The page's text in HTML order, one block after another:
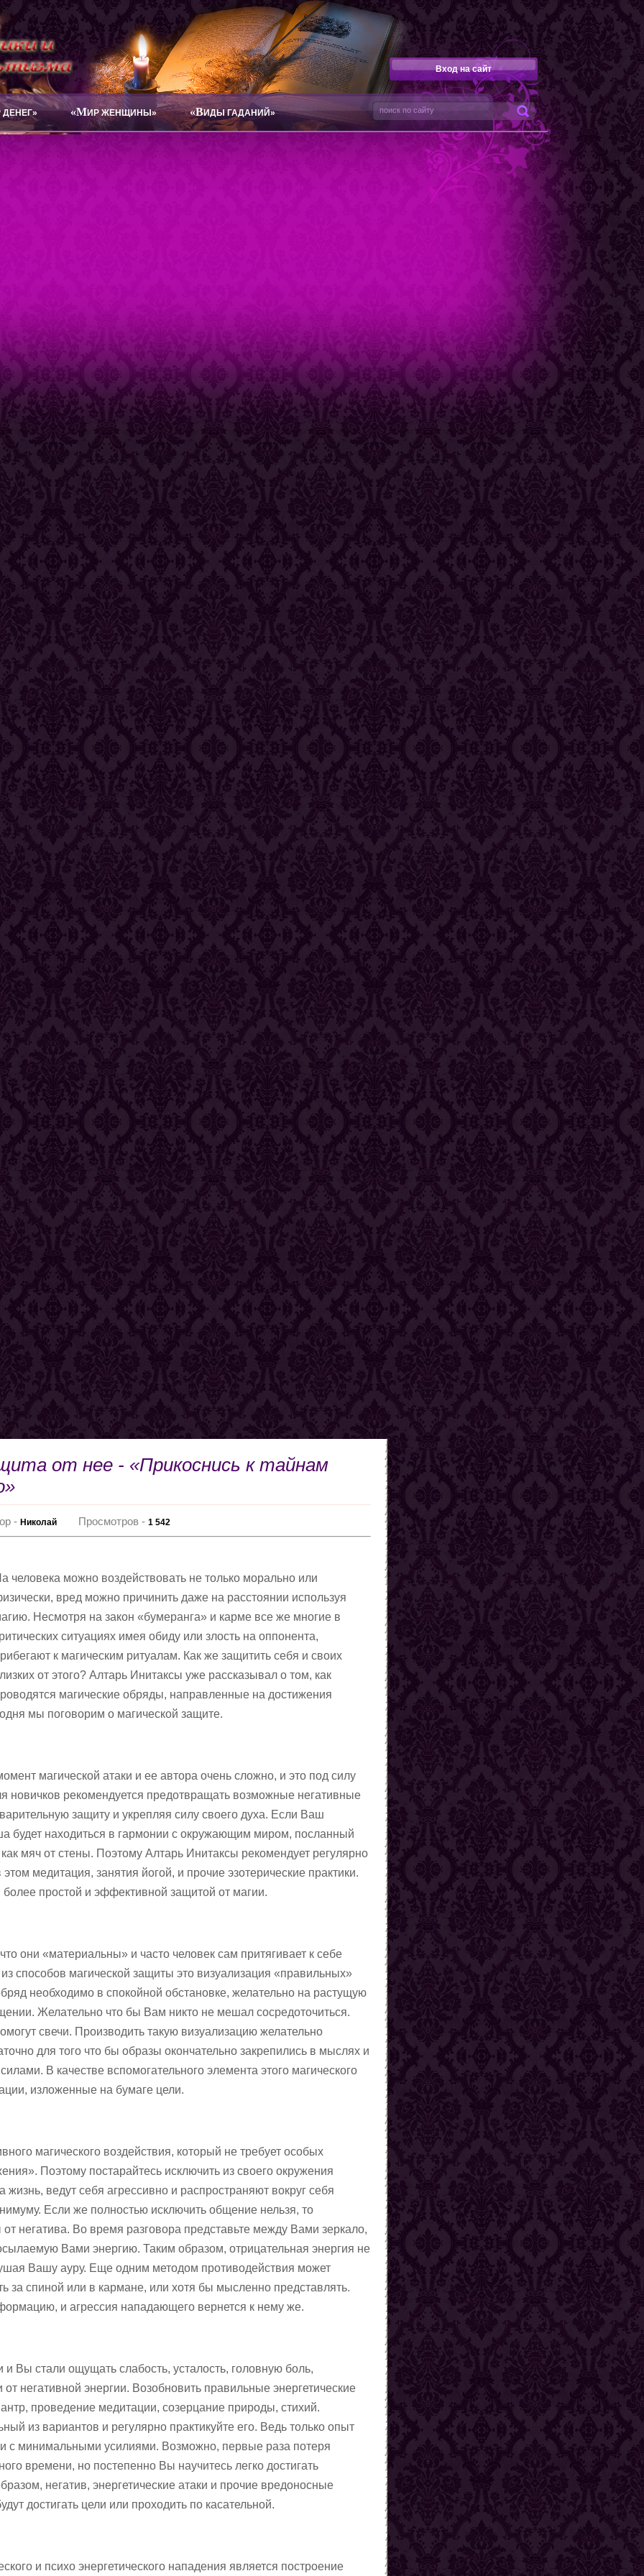
Вход на сайт
ДЕНЕГ» «МИР ЖЕНЩИНЫ» «ВИДЫ ГАДАНИЙ»
от нее - «Прикоснись к тайнам
-Николай Просмотров -1 542
человека можно воздействовать не только морально или
вред можно причинить даже на расстоянии используя
Несмотря на закон «бумеранга» и карме все же многие в
ситуациях имея обиду или злость на оппонента,
к магическим ритуалам. Как же защитить себя и своих
от этого? Алтарь Инитаксы уже рассказывал о том, как
магические обряды, направленные на достижения
мы поговорим о магической защите.
магической атаки и ее автора очень сложно, и это под силу
новичков рекомендуется предотвращать возможные негативные
защиту и укрепляя силу своего духа. Если Ваш
будет находиться в гармонии с окружающим миром, посланный
как мяч от стены. Поэтому Алтарь Инитаксы рекомендует регулярно
медитация, занятия йогой, и прочие эзотерические практики.
простой и эффективной защитой от магии.
они «материальны» и часто человек сам притягивает к себе
способов магической защиты это визуализация «правильных»
необходимо в спокойной обстановке, желательно на растущую
Желательно что бы Вам никто не мешал сосредоточиться.
свечи. Производить такую визуализацию желательно
для того что бы образы окончательно закрепились в мыслях и
В качестве вспомогательного элемента этого магического
изложенные на бумаге цели.
магического воздействия, который не требует особых
Поэтому постарайтесь исключить из своего окружения
ведут себя агрессивно и распространяют вокруг себя
Если же полностью исключить общение нельзя, то
негатива. Во время разговора представьте между Вами зеркало,
Вами энергию. Таким образом, отрицательная энергия не
Вашу ауру. Еще одним методом противодействия может
за спиной или в кармане, или хотя бы мысленно представлять.
и агрессия нападающего вернется к нему же.
и Вы стали ощущать слабость, усталость, головную боль,
негативной энергии. Возобновить правильные энергетические
проведение медитации, созерцание природы, стихий.
из вариантов и регулярно практикуйте его. Ведь только опыт
и с минимальными усилиями. Возможно, первые раза потеря
времени, но постепенно Вы научитесь легко достигать
негатив, энергетические атаки и прочие вредоносные
достигать цели или проходить по касательной.
и психо энергетического нападения является построение